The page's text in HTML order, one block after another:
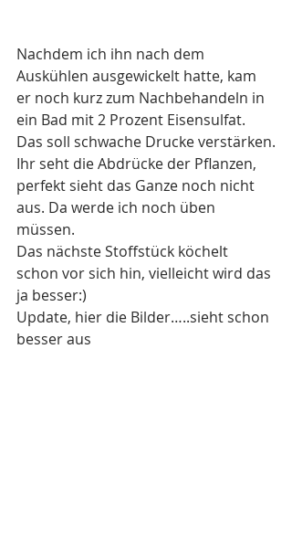
Nachdem ich ihn nach dem
Auskühlen ausgewickelt hatte, kam
er noch kurz zum Nachbehandeln in
ein Bad mit 2 Prozent Eisensulfat.
Das soll schwache Drucke verstärken.
Ihr seht die Abdrücke der Pflanzen,
perfekt sieht das Ganze noch nicht
aus. Da werde ich noch üben
müssen.
Das nächste Stoffstück köchelt
schon vor sich hin, vielleicht wird das
ja besser:)
Update, hier die Bilder…..sieht schon
besser aus